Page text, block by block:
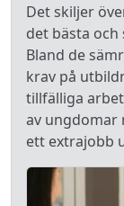
Det skiljer
det bästa och
Bland de
krav på
tillfälliga
av ungdomar
ett extrajobb